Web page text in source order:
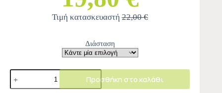
Τιμή κατασκευαστή22,00 €
Διάσταση
Προσθήκη στο καλάθι